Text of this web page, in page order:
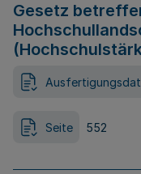
Gesetz
Seite 552